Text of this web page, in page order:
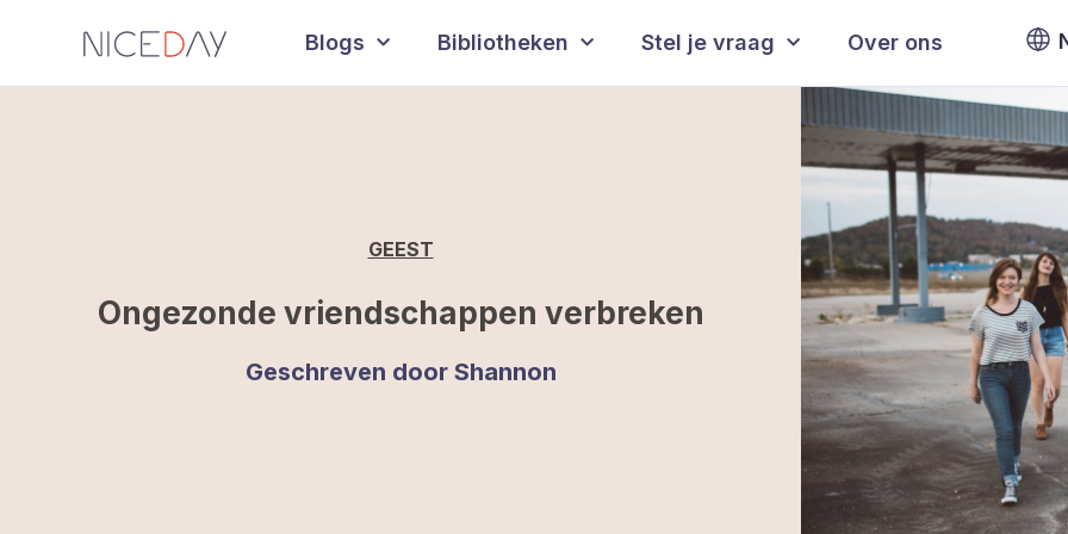
Blogs Bibliotheken Stel je vraag Over ons
GEEST
Ongezonde vriendschappen verbreken
Geschreven doorShannon